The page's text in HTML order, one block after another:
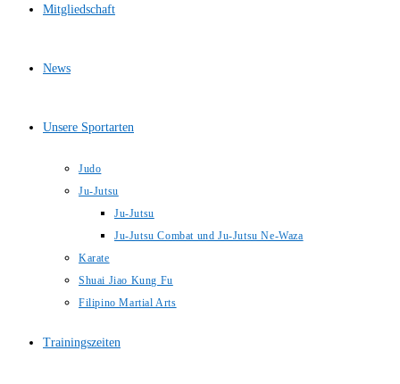
Mitgliedschaft
News
Unsere Sportarten
Judo
Ju-Jutsu
Ju-Jutsu
Ju-Jutsu Combat und Ju-Jutsu Ne-Waza
Karate
Shuai Jiao Kung Fu
Filipino Martial Arts
Trainingszeiten